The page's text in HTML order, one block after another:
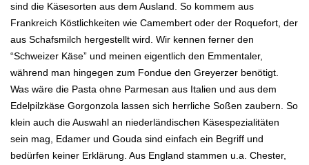
sind die Käsesorten aus dem Ausland. So kommem aus
Frankreich Köstlichkeiten wie Camembert oder der Roquefort, der
aus Schafsmilch hergestellt wird. Wir kennen ferner den
“Schweizer Käse” und meinen eigentlich den Emmentaler,
während man hingegen zum Fondue den Greyerzer benötigt.
Was wäre die Pasta ohne Parmesan aus Italien und aus dem
Edelpilzkäse Gorgonzola lassen sich herrliche Soßen zaubern. So
klein auch die Auswahl an niederländischen Käsespezialitäten
sein mag, Edamer und Gouda sind einfach ein Begriff und
bedürfen keiner Erklärung. Aus England stammen u.a. Chester,